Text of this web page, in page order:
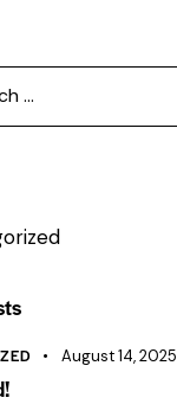
August 14, 2025